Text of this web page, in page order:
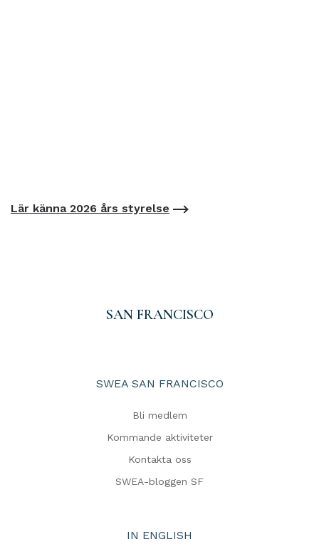
Lär känna 2026 års styrelse
SAN FRANCISCO
SWEA SAN FRANCISCO
Bli medlem
Kommande aktiviteter
Kontakta oss
SWEA-bloggen SF
IN ENGLISH